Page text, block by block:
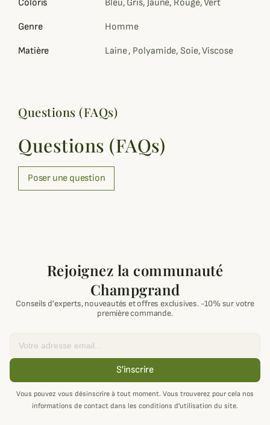
Coloris Bleu, Gris, Jaune, Rouge, Vert
Genre Homme
Matière Laine , Polyamide, Soie, Viscose
Questions (FAQs)
Questions (FAQs)
Poser une question
Rejoignez la communauté
Champgrand
Conseils d'experts, nouveautés et offres exclusives. -10% sur votre
première commande.
S'inscrire
Vous pouvez vous désinscrire à tout moment. Vous trouverez pour cela nos
informations de contact dans les conditions d'utilisation du site.